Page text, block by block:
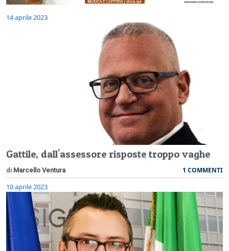
14 aprile 2023
Gattile, dall'assessore risposte troppo vaghe
di Marcello Ventura 1 COMMENTI
10 aprile 2023